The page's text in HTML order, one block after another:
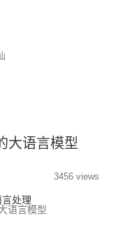
大语言模型
3456 views
言处理
语言模型